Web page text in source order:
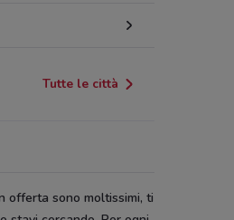
Tutte le città
offerta sono moltissimi, ti